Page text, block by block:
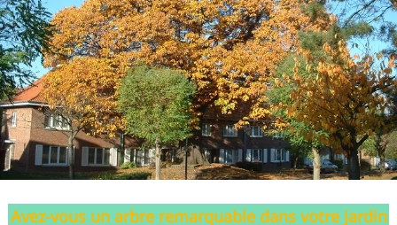
Avez-vous un arbre remarquable dans votre jardin